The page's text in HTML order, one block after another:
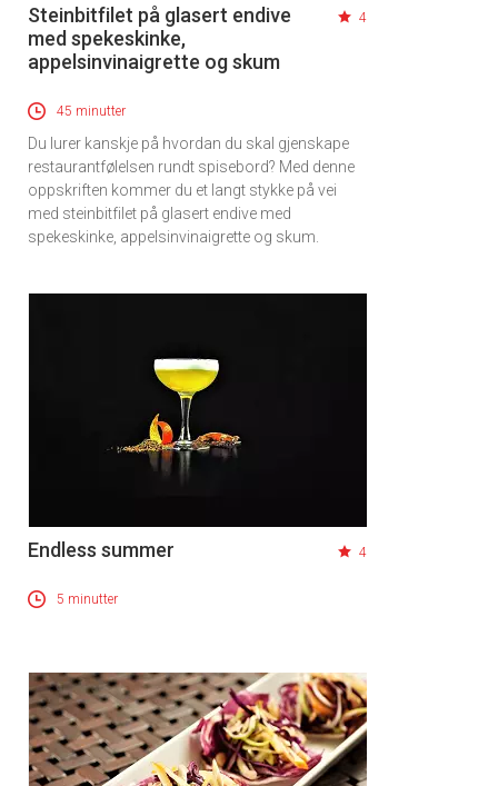
Steinbitfilet på glasert endive
med spekeskinke,
appelsinvinaigrette og skum
4
45 minutter
Du lurer kanskje på hvordan du skal gjenskape
restaurantfølelsen rundt spisebord? Med denne
oppskriften kommer du et langt stykke på vei
med steinbitfilet på glasert endive med
spekeskinke, appelsinvinaigrette og skum.
Endless summer 4
5 minutter